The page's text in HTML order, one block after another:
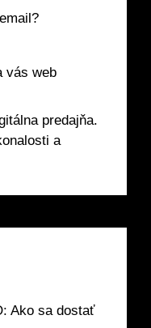
vás web
predajňa.
a
Ako sa dostať